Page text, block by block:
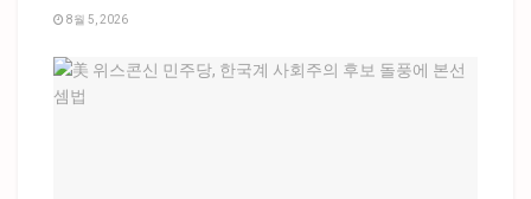
8월 5, 2026